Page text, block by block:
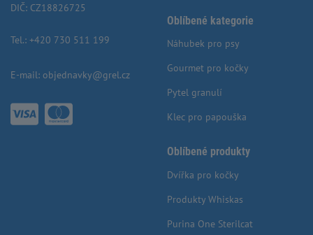
DIČ: CZ18826725
Tel.: +420 730 511 199
E-mail: objednavky@grel.cz
Oblíbené kategorie
Náhubek pro psy
Gourmet pro kočky
Pytel granulí
Klec pro papouška
Oblíbené produkty
Dvířka pro kočky
Produkty Whiskas
Purina One Sterilcat